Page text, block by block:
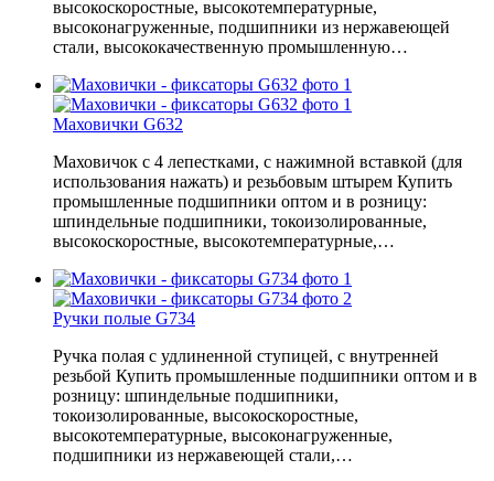
высокоскоростные, высокотемпературные,
высоконагруженные, подшипники из нержавеющей
стали, высококачественную промышленную…
Маховички G632
Маховичок с 4 лепестками, с нажимной вставкой (для
использования нажать) и резьбовым штырем Купить
промышленные подшипники оптом и в розницу:
шпиндельные подшипники, токоизолированные,
высокоскоростные, высокотемпературные,…
Ручки полые G734
Ручка полая с удлиненной ступицей, с внутренней
резьбой Купить промышленные подшипники оптом и в
розницу: шпиндельные подшипники,
токоизолированные, высокоскоростные,
высокотемпературные, высоконагруженные,
подшипники из нержавеющей стали,…